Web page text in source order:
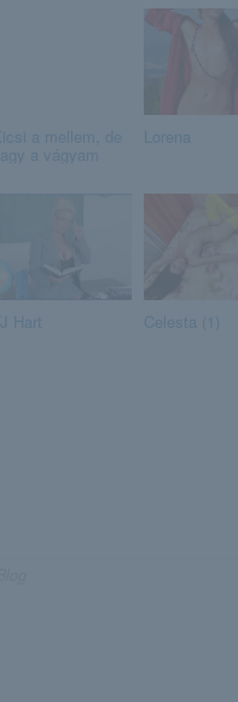
a mellem, de
a vágyam
Lorena
Hart Celesta (1)